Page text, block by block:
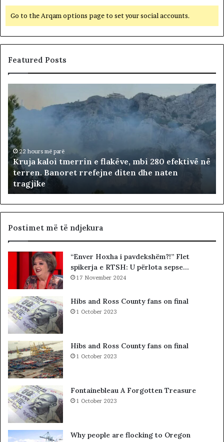
Go to the Arqam options page to set your social accounts.
Featured Posts
r
u
a
k
a
l
t
m
e
r
l
k
v
e
,
m
b
2
8
0
e
f
22 hours më parë
Kruja kaloi tmerrin e flakëve, mbi 280 efektivë në
terren. Banoret rrefejne diten dhe naten
tragjike
Postimet më të ndjekura
“Enver Hoxha i pavdekshëm?!” Flet
spikerja e RTSH: U përlota sepse…
17 November 2024
Hibs and Ross County fans on final
1 October 2023
Hibs and Ross County fans on final
1 October 2023
Fontainebleau A Forgotten Treasure
1 October 2023
Why people are flocking to Oregon